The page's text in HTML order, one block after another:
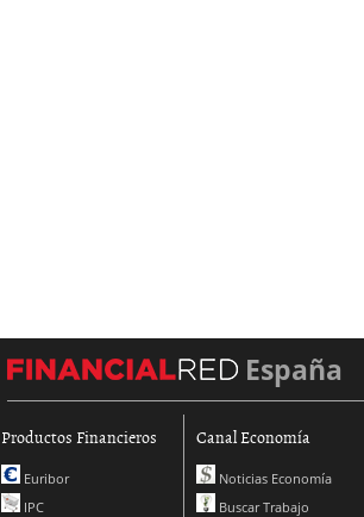
España
Productos Financieros
Euribor
IPC
Canal Economía
Noticias Economía
Buscar Trabajo